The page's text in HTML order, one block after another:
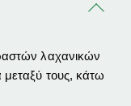
λαχανικών
μεταξύ τους, κάτω